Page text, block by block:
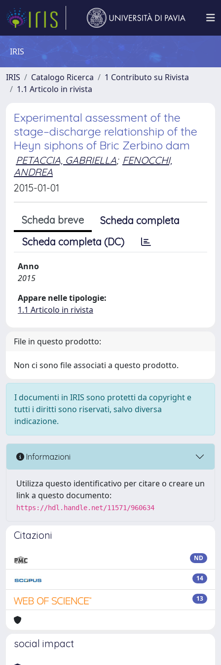
IRIS
IRIS Catalogo Ricerca
1 Contributo su Rivista
1.1 Articolo in rivista
Experimental assessment of the
stage–discharge relationship of the
Heyn siphons of Bric Zerbino dam
PETACCIA, GABRIELLA; FENOCCHI,
ANDREA
2015-01-01
Scheda breve
Scheda completa
Scheda completa (DC)
Anno
2015
Appare nelle tipologie:
1.1 Articolo in rivista
File in questo prodotto:
Non ci sono file associati a questo prodotto.
I documenti in IRIS sono protetti da copyright e
tutti i diritti sono riservati, salvo diversa
indicazione.
Informazioni
Utilizza questo identificativo per citare o creare un
link a questo documento:
https://hdl.handle.net/11571/960634
Citazioni
ND
14
13
social impact